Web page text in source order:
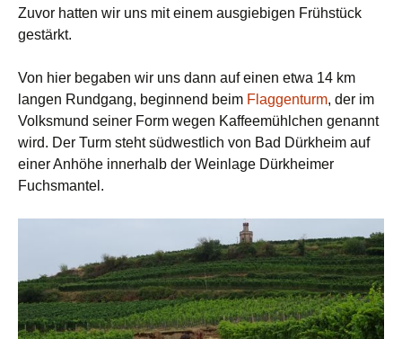
Zuvor hatten wir uns mit einem ausgiebigen Frühstück
gestärkt.
Von hier begaben wir uns dann auf einen etwa 14 km
langen Rundgang, beginnend beim Flaggenturm, der im
Volksmund seiner Form wegen Kaffeemühlchen genannt
wird. Der Turm steht südwestlich von Bad Dürkheim auf
einer Anhöhe innerhalb der Weinlage Dürkheimer
Fuchsmantel.